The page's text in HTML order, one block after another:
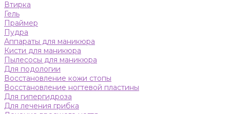
Втирка
Гель
Праймер
Пудра
Аппараты для маникюра
Кисти для маникюра
Пылесосы для маникюра
Для подологии
Восстановление кожи стопы
Восстановление ногтевой пластины
Для гипергидроза
Для лечения грибка